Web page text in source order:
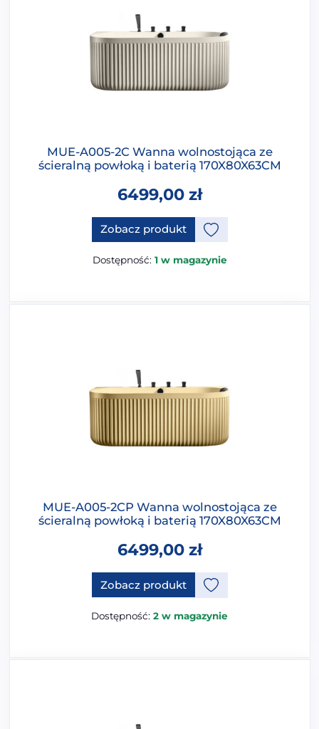
MUE-A005-2C Wanna wolnostojąca ze
ścieralną powłoką i baterią 170X80X63CM
6499,00 zł
Zobacz produktTen produkt ma opcje, które
Dostępność: 1 w magazynie
MUE-A005-2CP Wanna wolnostojąca ze
ścieralną powłoką i baterią 170X80X63CM
6499,00 zł
Zobacz produktTen produkt ma opcje, które
Dostępność: 2 w magazynie